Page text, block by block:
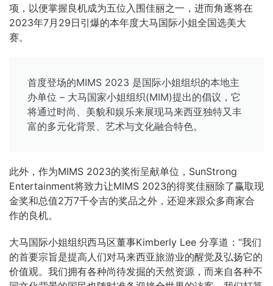
项，以便掌握良机成为五位入围佳丽之一，进而角逐将在
2023年7月29日引爆的本年度大马国际小姐全国选美大
赛。
首度登场的MIMS 2023 是国际小姐组织的本地主
办单位 – 大马国家小姐组织(MIM)提出的倡议，它
将通过时尚、美貌和娱乐来展现马来西亚独特又丰
富的多元化背景、艺术与文化融合特色。
此外，作为MIMS 2023的奖衔呈献单位，SunStrong
Entertainment将致力让MIMS 2023的得奖佳丽除了赢取现
金奖和总值2万7千令吉的奖品之外，还迎来跟众多商家合
作的良机。
大马国际小姐组织西马区董事Kimberly Lee 分享道：“我们
的首要宗旨是提高人们对马来西亚旅游业的醒觉及弘扬它的
价值观。我们拥有各种尚待发掘的天然资源，而来自各种不